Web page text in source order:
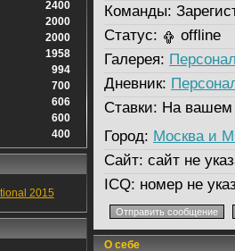
2400
2000
2000
1958
994
700
606
600
400
2015
Команды:
Статус:
offline
Галерея:
Дневник:
Ставки: На вашем
Город: Москва и
Сайт: сайт не
ICQ: номер не
О себе